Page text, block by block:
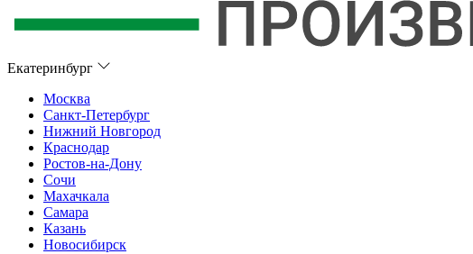
Екатеринбург
Москва
Санкт-Петербург
Нижний Новгород
Краснодар
Ростов-на-Дону
Сочи
Махачкала
Самара
Казань
Новосибирск